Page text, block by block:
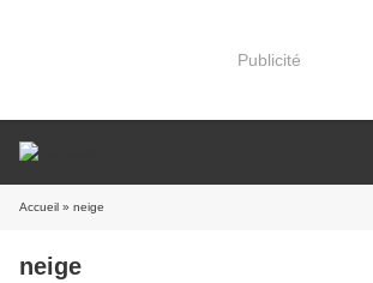
Publicité
Accueil » neige
neige